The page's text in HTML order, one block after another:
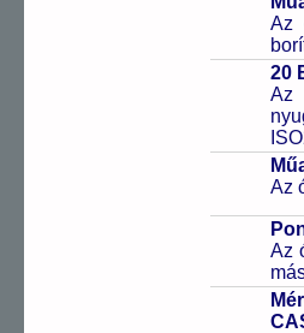
Az
20
Az
Az
Az